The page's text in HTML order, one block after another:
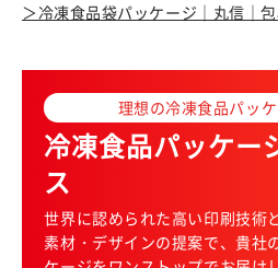
＞冷凍食品袋パッケージ｜丸信｜
理想の冷凍食品パッ
冷凍食品パッケー
ス
世界に認められた高い印刷技術
素材・デザインの提案で、貴社